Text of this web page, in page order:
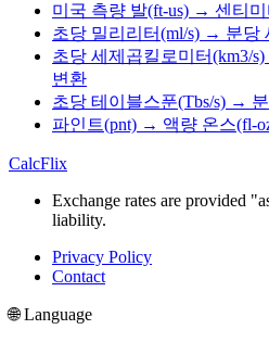
미국 측량 발(ft-us) → 센티미
초당 밀리리터(ml/s) → 분당
초당 세제곱킬로미터(km3/
변환
초당 테이블스푼(Tbs/s) →
파인트(pnt) → 액량 온스(fl-
CalcFlix
Exchange rates are provided
liability.
Privacy Policy
Contact
🌐 Language